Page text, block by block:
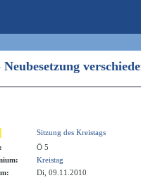
Sitzung des Kreistags
Ö 5
Kreistag
Di, 09.11.2010